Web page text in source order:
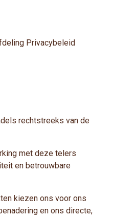
Privacybeleid
rechtstreeks van de
met deze telers
en betrouwbare
kiezen ons voor ons
en ons directe,